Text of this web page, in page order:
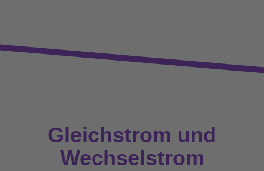
Gleichstrom und
Wechselstrom